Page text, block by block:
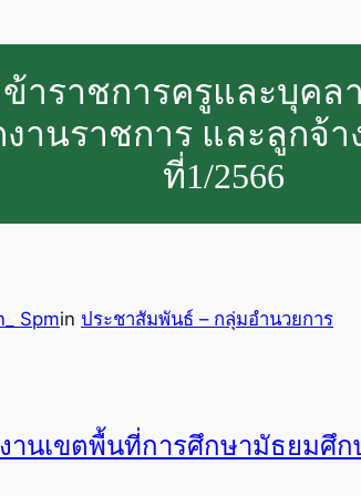
าราชการครูและบุคล
านราชการ และลูกจ้า
ที่1/2566
Spmin ประชาสัมพันธ์ – กลุ่มอำนวยการ
านเขตพื้นที่การศึกษามัธยมศึ